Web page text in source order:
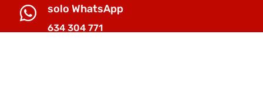
 solo WhatsApp
634 304 771